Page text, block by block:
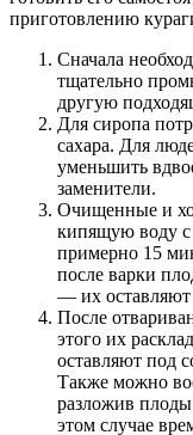
приготовлению
Сначала
тщательно
другую
Для сиропа
сахара. Для
уменьшить
заменители.
Очищенные и
кипящую воду с
примерно 15
после варки
— их оставляют
После
этого их
оставляют под
Также можно
разложив
этом случае